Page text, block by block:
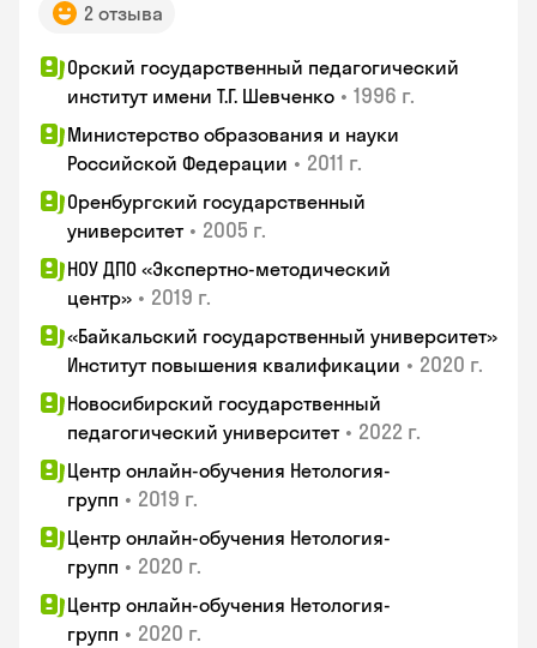
2 отзыва
Орский государственный педагогический
институт имени Т.Г. Шевченко • 1996 г.
Министерство образования и науки
Российской Федерации • 2011 г.
Оренбургский государственный
университет • 2005 г.
НОУ ДПО «Экспертно-методический
центр» • 2019 г.
«Байкальский государственный университет»
Институт повышения квалификации • 2020 г.
Новосибирский государственный
педагогический университет • 2022 г.
Центр онлайн-обучения Нетология-
групп • 2019 г.
Центр онлайн-обучения Нетология-
групп • 2020 г.
Центр онлайн-обучения Нетология-
групп • 2020 г.